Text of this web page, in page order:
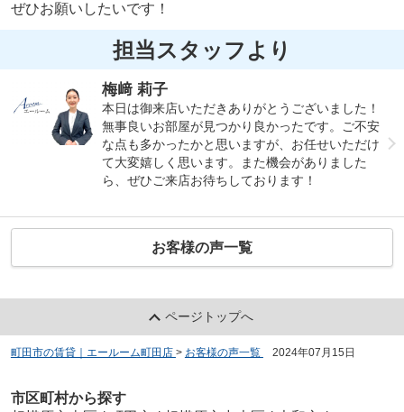
ぜひお願いしたいです！
担当スタッフより
梅﨑 莉子
本日は御来店いただきありがとうございました！
無事良いお部屋が見つかり良かったです。ご不安
な点も多かったかと思いますが、お任せいただけ
て大変嬉しく思います。また機会がありました
ら、ぜひご来店お待ちしております！
お客様の声一覧
ページトップへ
町田市の賃貸｜エールーム町田店 > お客様の声一覧 2024年07月15日
市区町村から探す